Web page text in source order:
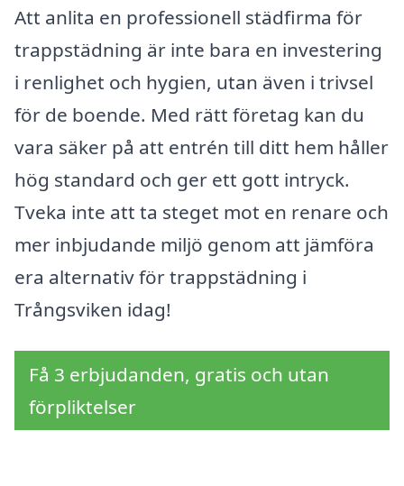
Att anlita en professionell städfirma för
trappstädning är inte bara en investering
i renlighet och hygien, utan även i trivsel
för de boende. Med rätt företag kan du
vara säker på att entrén till ditt hem håller
hög standard och ger ett gott intryck.
Tveka inte att ta steget mot en renare och
mer inbjudande miljö genom att jämföra
era alternativ för trappstädning i
Trångsviken idag!
Få 3 erbjudanden, gratis och utan
förpliktelser